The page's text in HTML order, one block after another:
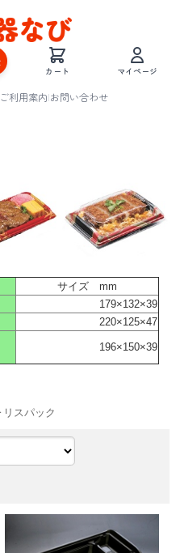
カート マイページ
ご利用案内|お問い合わせ
サイズ mm
179×132×39
220×125×47
196×150×39
スパック